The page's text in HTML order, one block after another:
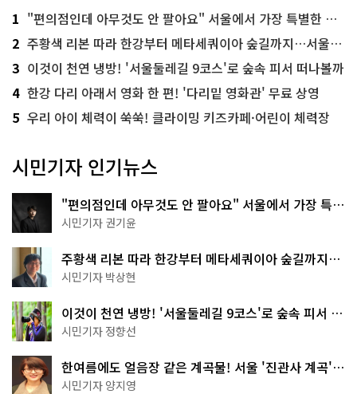
1 "편의점인데 아무것도 안 팔아요" 서울에서 가장 특별한 편의점의 정체
2 주황색 리본 따라 한강부터 메타세쿼이아 숲길까지…서울둘레길 15코스
3 이것이 천연 냉방! '서울둘레길 9코스'로 숲속 피서 떠나볼까
4 한강 다리 아래서 영화 한 편! '다리밑 영화관' 무료 상영
5 우리 아이 체력이 쑥쑥! 클라이밍 키즈카페·어린이 체력장
시민기자 인기뉴스
"편의점인데 아무것도 안 팔아요" 서울에서 가장 특별
한 편의점의 정체
시민기자 권기윤
주황색 리본 따라 한강부터 메타세쿼이아 숲길까지…
서울둘레길 15코스
시민기자 박상현
이것이 천연 냉방! '서울둘레길 9코스'로 숲속 피서 떠
나볼까
시민기자 정향선
한여름에도 얼음장 같은 계곡물! 서울 '진관사 계곡'이
천국이네~
시민기자 양지영